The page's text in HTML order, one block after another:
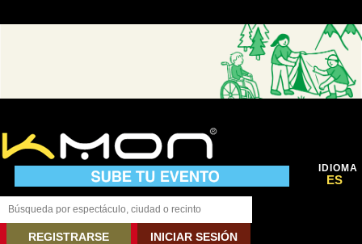
IDIOMA
ES
REGISTRARSE INICIAR SESIÓN